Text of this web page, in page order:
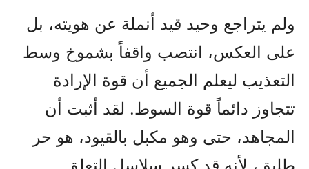
ولم يتراجع وحيد قيد أنملة عن هويته، بل
على العكس، انتصب واقفاً بشموخ وسط
التعذيب ليعلم الجميع أن قوة الإرادة
تتجاوز دائماً قوة السوط. لقد أثبت أن
المجاهد، حتى وهو مكبل بالقيود، هو حر